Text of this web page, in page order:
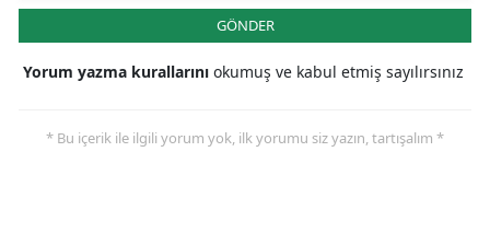
GÖNDER
Yorum yazma kurallarını okumuş ve kabul etmiş sayılırsınız
* Bu içerik ile ilgili yorum yok, ilk yorumu siz yazın, tartışalım *